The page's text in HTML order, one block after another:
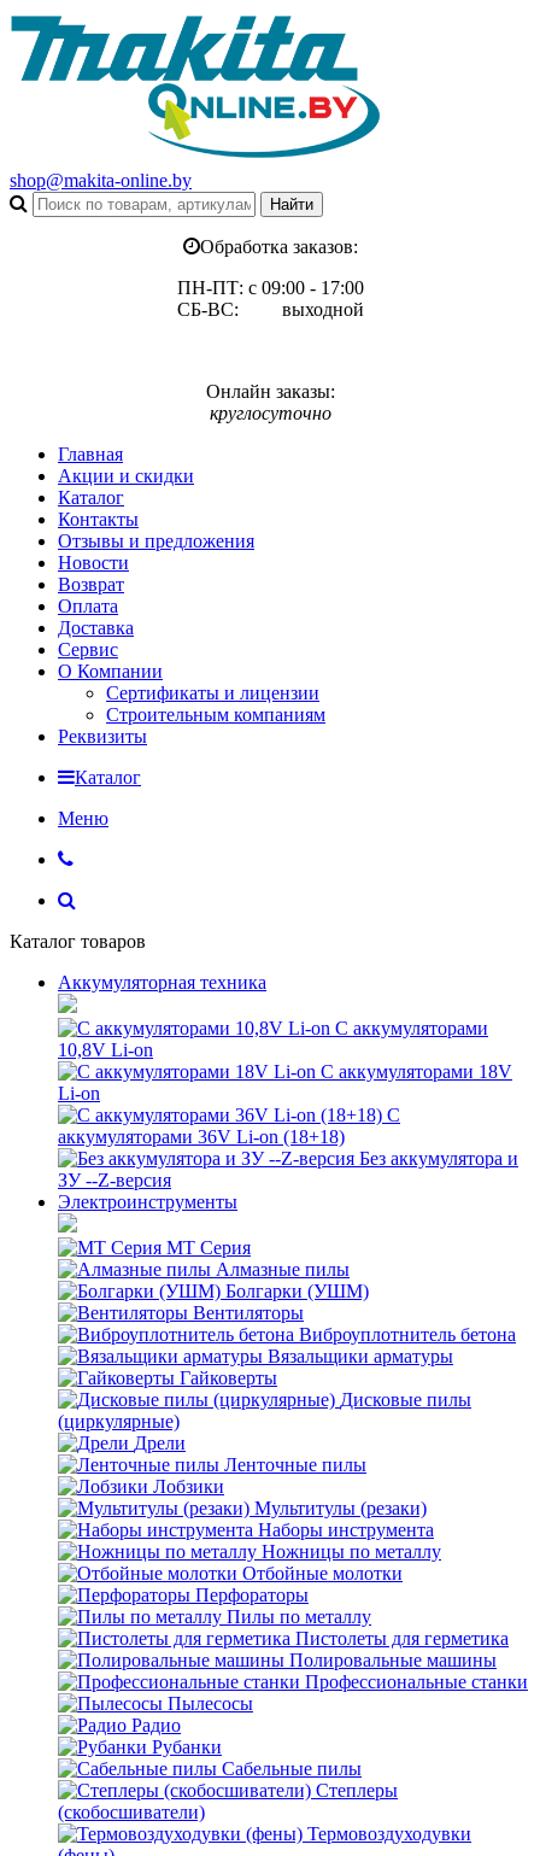
shop@makita-online.by
Обработка заказов:
ПН-ПТ: с 09:00 - 17:00
СБ-ВС: выходной
Онлайн заказы:
круглосуточно
Главная
Акции и скидки
Каталог
Контакты
Отзывы и предложения
Новости
Возврат
Оплата
Доставка
Сервис
О Компании
Сертификаты и лицензии
Строительным компаниям
Реквизиты
Каталог
Меню
Каталог товаров
Аккумуляторная техника
С аккумуляторами
10,8V Li-on
С аккумуляторами 18V
Li-on
С
аккумуляторами 36V Li-on (18+18)
Без аккумулятора и
ЗУ --Z-версия
Электроинструменты
MT Серия
Алмазные пилы
Болгарки (УШМ)
Вентиляторы
Виброуплотнитель бетона
Вязальщики арматуры
Гайковерты
Дисковые пилы
(циркулярные)
Дрели
Ленточные пилы
Лобзики
Мультитулы (резаки)
Наборы инструмента
Ножницы по металлу
Отбойные молотки
Перфораторы
Пилы по металлу
Пистолеты для герметика
Полировальные машины
Профессиональные станки
Пылесосы
Радио
Рубанки
Сабельные пилы
Степлеры
(скобосшиватели)
Термовоздуходувки